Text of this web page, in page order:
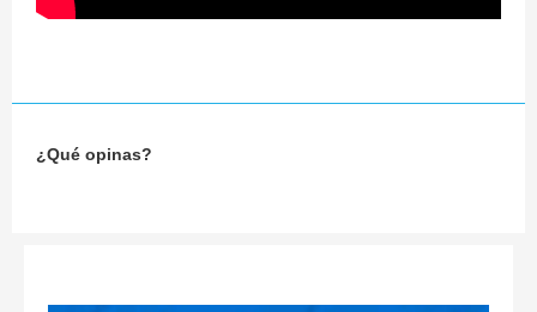
¿Qué opinas?